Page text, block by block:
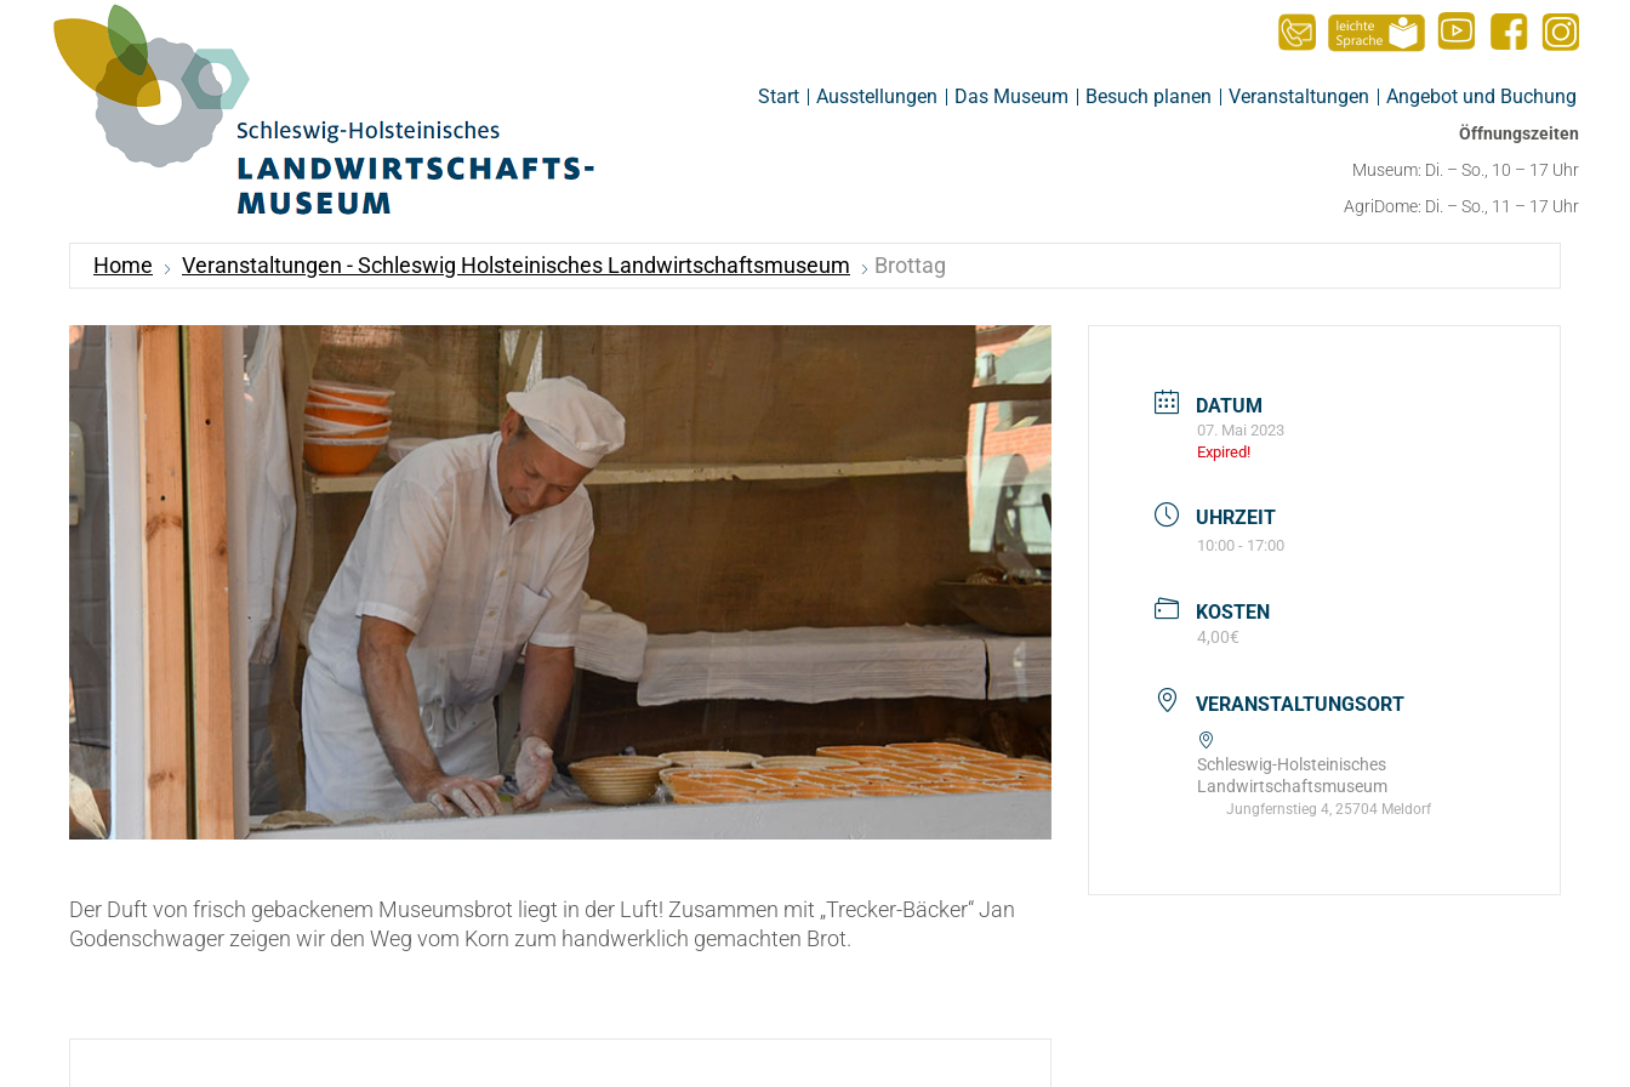
Start Ausstellungen Das Museum Besuch planen Veranstaltungen Angebot und Buchung
Öffnungszeiten
Museum: Di. – So., 10 – 17 Uhr
AgriDome: Di. – So., 11 – 17 Uhr
Home Veranstaltungen - Schleswig Holsteinisches Landwirtschaftsmuseum Brottag
Der Duft von frisch gebackenem Museumsbrot liegt in der Luft! Zusammen mit „Trecker-Bäcker“ Jan
Godenschwager zeigen wir den Weg vom Korn zum handwerklich gemachten Brot.
DATUM
07. Mai 2023
Expired!
UHRZEIT
10:00 - 17:00
KOSTEN
4,00€
VERANSTALTUNGSORT
Schleswig-Holsteinisches
Landwirtschaftsmuseum
Jungfernstieg 4, 25704 Meldorf